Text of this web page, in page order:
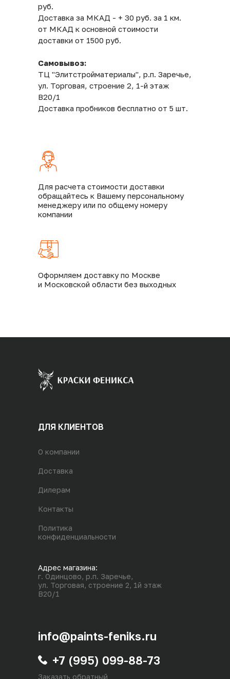
Оформляем доставку по Москве
и Московской области без выходных
Для расчета стоимости доставки
обращайтесь к Вашему персональному
менеджеру или по общему номеру
компании
руб.
Доставка за МКАД - + 30 руб. за 1 км.
от МКАД к основной стоимости
доставки от 1500 руб.
Самовывоз:
ТЦ "Элитстройматериалы", р.п. Заречье,
ул. Торговая, строение 2, 1-й этаж
В20/1
Доставка пробников бесплатно от 5 шт.
Заказать обратный
+7 (995) 099-88-73
info@paints-feniks.ru
Адрес магазина:
г. Одинцово, р.п. Заречье,
ул. Торговая, строение 2, 1й этаж
В20/1
Политика
конфиденциальности
Контакты
Дилерам
Доставка
О компании
ДЛЯ КЛИЕНТОВ